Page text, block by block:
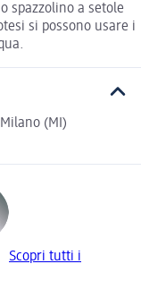
spazzolino a setole
si possono usare i
(MI)
Scopri tutti i